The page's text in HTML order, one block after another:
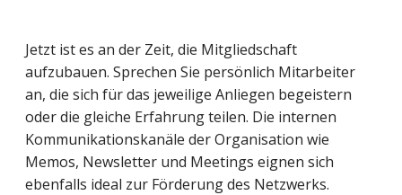
Jetzt ist es an der Zeit, die Mitgliedschaft
aufzubauen. Sprechen Sie persönlich Mitarbeiter
an, die sich für das jeweilige Anliegen begeistern
oder die gleiche Erfahrung teilen. Die internen
Kommunikationskanäle der Organisation wie
Memos, Newsletter und Meetings eignen sich
ebenfalls ideal zur Förderung des Netzwerks.